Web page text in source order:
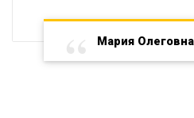
Мария Олеговна